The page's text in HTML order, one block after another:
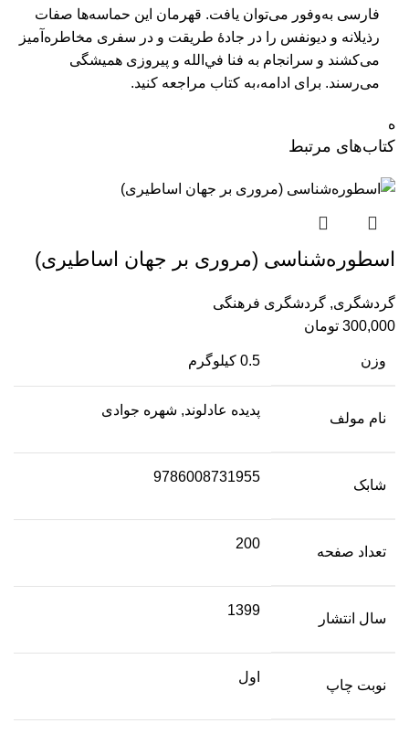
فارسی به‌وفور می‌توان يافت. قهرمان اين حماسه‌ها صفات
رذيلانه و ديونفس را در جادۀ طريقت و در سفری مخاطره‌آميز
می‌كشند و سرانجام به فنا في‌الله و پيروزی هميشگی
می‌رسند. برای ادامه،‌به کتاب مراجعه کنید.
ه
کتاب‌های مرتبط
اسطوره‌شناسی (مروری بر جهان اساطیری)
گردشگری, گردشگری فرهنگی
300,000 تومان
وزن 0.5 کیلوگرم
نام مولف
پدیده عادلوند, شهره جوادی
شابک
9786008731955
تعداد صفحه
200
سال انتشار
1399
نوبت چاپ
اول